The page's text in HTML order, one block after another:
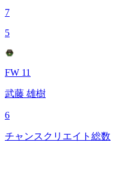
7
5
FW 11
武藤 雄樹
6
チャンスクリエイト総数